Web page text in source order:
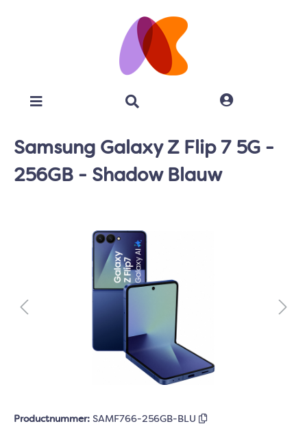
Samsung Galaxy Z Flip 7 5G -
256GB - Shadow Blauw
Productnummer: SAMF766-256GB-BLU